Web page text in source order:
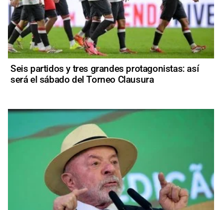
Seis partidos y tres grandes protagonistas: así
será el sábado del Torneo Clausura